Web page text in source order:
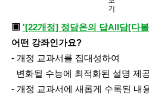
▣'[22개정] 정담온의 답All담[다
어떤 강좌인가요?
- 개정 교과서를 집대성하여
변화될 수능에 최적화된 설명 제
- 개정 교과서에 새롭게 수록된 내